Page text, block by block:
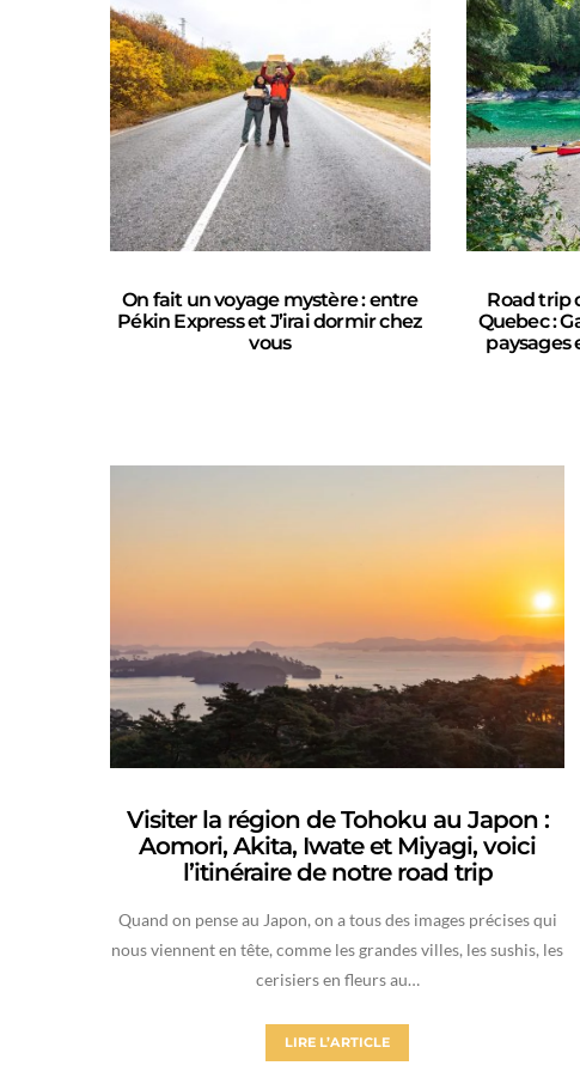
On fait un voyage mystère : entre
Pékin Express et J’irai dormir chez
vous
Road trip
Quebec :
paysages
Visiter la région de Tohoku au Japon :
Aomori, Akita, Iwate et Miyagi, voici
l’itinéraire de notre road trip
Quand on pense au Japon, on a tous des images précises qui
nous viennent en tête, comme les grandes villes, les sushis, les
cerisiers en fleurs au…
LIRE L’ARTICLE